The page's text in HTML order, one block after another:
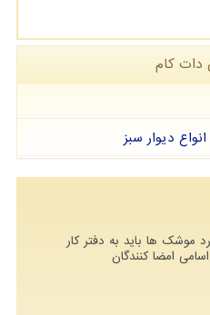
دات كام
دیوار سبز
برد موشک ها باید به دفتر کار
امضا کنندگان